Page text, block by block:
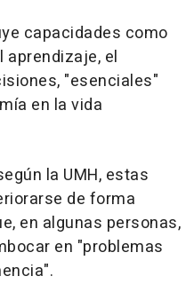
capacidades como
aprendizaje, el
"esenciales"
en la vida
la UMH, estas
de forma
en algunas personas,
en "problemas